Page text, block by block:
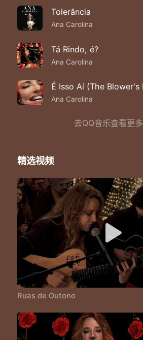
Tolerância
Ana Carolina
Tá Rindo, é?
Ana Carolina
Ana Carolina
去QQ音乐查看更多
精选视频
Ruas de Outono